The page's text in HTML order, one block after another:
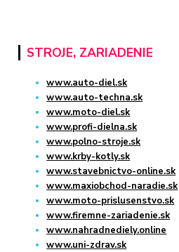
STROJE, ZARIADENIE
www.auto-diel.sk
www.auto-techna.sk
www.moto-diel.sk
www.profi-dielna.sk
www.polno-stroje.sk
www.krby-kotly.sk
www.stavebnictvo-online.sk
www.maxiobchod-naradie.sk
www.moto-prislusenstvo.sk
www.firemne-zariadenie.sk
www.nahradnediely.online
www.uni-zdrav.sk